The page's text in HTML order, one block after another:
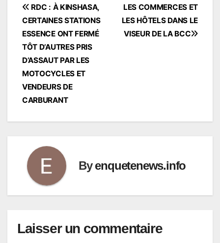
Navigation
de
l’article
LES COMMERCES ET
LES HÔTELS DANS LE
VISEUR DE LA BCC
RDC : À KINSHASA,
CERTAINES STATIONS
ESSENCE ONT FERMÉ
TÔT D’AUTRES PRIS
D’ASSAUT PAR LES
MOTOCYCLES ET
VENDEURS DE
CARBURANT
Byenquetenews.info
Laisser un commentaire